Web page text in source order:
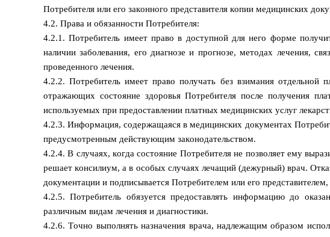
Потребителя или его законного представителя копии медицинских
4.2. Права и обязанности Потребителя:
4.2.1. Потребитель имеет право в доступной для него форме
наличии заболевания, его диагнозе и прогнозе, методах лечения,
проведенного лечения.
4.2.2. Потребитель имеет право получать без взимания отдельной
отражающих состояние здоровья Потребителя после получения
используемых при предоставлении платных медицинских услуг
4.2.3. Информация, содержащаяся в медицинских документах
предусмотренным действующим законодательством.
4.2.4. В случаях, когда состояние Потребителя не позволяет ему
решает консилиум, а в особых случаях лечащий (дежурный) врач.
документации и подписывается Потребителем или его
4.2.5. Потребитель обязуется предоставлять информацию до
различным видам лечения и диагностики.
4.2.6. Точно выполнять назначения врача, надлежащим образом